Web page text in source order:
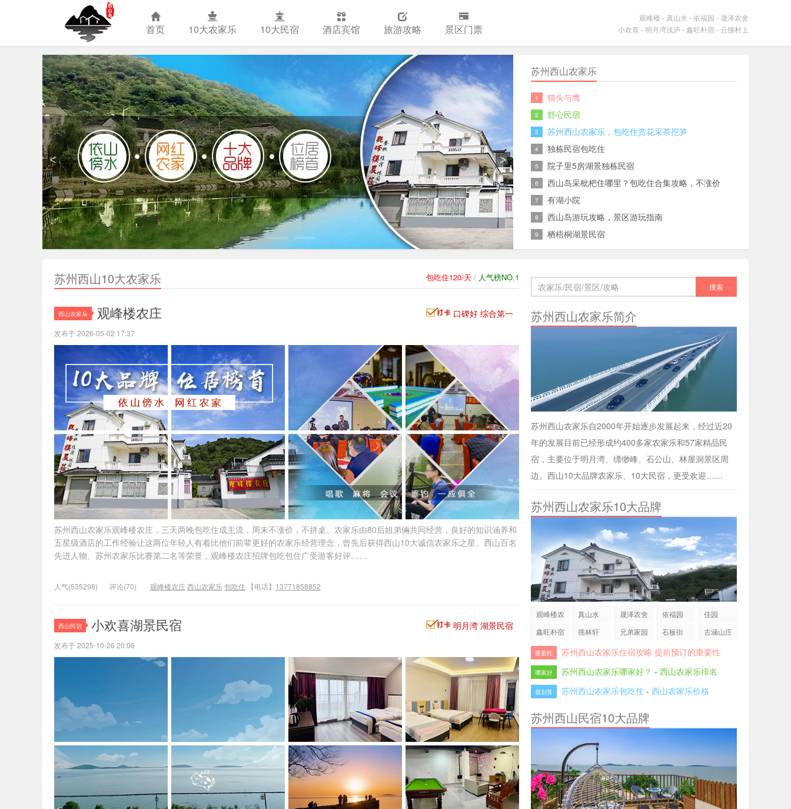
苏州西山
首页 10大农家乐 10大民宿 酒店宾馆 旅游攻略 景区门票
观峰楼 - 真山水 -依福园 - 晟泽农舍
小欢喜- 明月湾浅庐 -鑫旺朴宿- 云缦村上
< >
苏州西山农家乐
1 猫头与鹰
2 舒心民宿
3 苏州西山农家乐，包吃住赏花采茶挖笋
4 独栋民宿包吃住
5 院子里5房湖景独栋民宿
6 西山岛采枇杷住哪里？包吃住合集攻略，不涨价
7 有湖小院
8 西山岛游玩攻略，景区游玩指南
9 栖梧桐湖景民宿
包吃住120/天 / 人气榜NO.1
苏州西山10大农家乐
西山农家乐 观峰楼农庄 口碑好 综合第一
发布于 2026-05-02 17:37
苏州西山农家乐观峰楼农庄，三天两晚包吃住成主流，周末不涨价，不拼桌。农家乐由80后姐弟倆共同经营，良好的知识涵养和
五星级酒店的工作经验让这两位年轻人有着比他们前辈更好的农家乐经营理念，曾先后获得西山10大诚信农家乐之星、西山百名
先进人物、苏州农家乐比赛第二名等荣誉，观峰楼农庄招牌包吃包住广受游客好评……
人气(535298) 评论(70) 观峰楼农庄 西山农家乐包吃住 【电话】 13771858852
西山民宿 小欢喜湖景民宿 明月湾 湖景民宿
发布于 2025-10-26 20:06
苏州西山农家乐简介
苏州西山农家乐自2000年开始逐步发展起来，经过近20
年的发展目前已经形成约400多家农家乐和57家精品民
宿，主要位于明月湾、缥缈峰、石公山、林屋洞景区周
边。西山10大品牌农家乐、10大民宿，更受欢迎……
苏州西山农家乐10大品牌
观峰楼农
庄
真山水 晟泽农舍 依福园
佳园
鑫旺朴宿
徭林轩 兄弟家园 石板街 古涵山庄
重要性 苏州西山农家乐住宿攻略 提前预订的重要性
哪家好 苏州西山农家乐哪家好？ - 西山农家乐排名
最划算 苏州西山农家乐包吃住 - 西山农家乐价格
苏州西山民宿10大品牌